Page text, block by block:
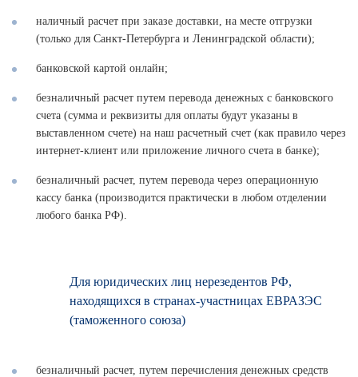
наличный расчет при заказе доставки, на месте отгрузки
(только для Санкт-Петербурга и Ленинградской области);
банковской картой онлайн;
безналичный расчет путем перевода денежных с банковского
счета (сумма и реквизиты для оплаты будут указаны в
выставленном счете) на наш расчетный счет (как правило через
интернет-клиент или приложение личного счета в банке);
безналичный расчет, путем перевода через операционную
кассу банка (производится практически в любом отделении
любого банка РФ).
Для юридических лиц нерезедентов РФ,
находящихся в странах-участницах ЕВРАЗЭС
(таможенного союза)
безналичный расчет, путем перечисления денежных средств